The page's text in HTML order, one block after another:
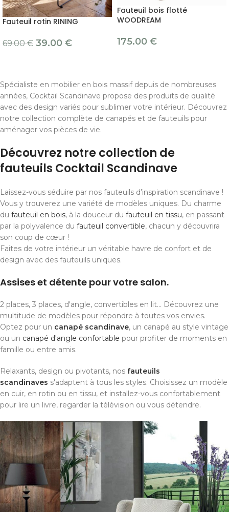
Fauteuil rotin RINING
69.00€ 39.00 €
Fauteuil bois flotté
WOODREAM
175.00 €
Spécialiste en mobilier en bois massif depuis de nombreuses
années, Cocktail Scandinave propose des produits de qualité
avec des design variés pour sublimer votre intérieur. Découvrez
notre collection complète de canapés et de fauteuils pour
aménager vos pièces de vie.
Découvrez notre collection de
fauteuils Cocktail Scandinave
Laissez-vous séduire par nos fauteuils d’inspiration scandinave !
Vous y trouverez une variété de modèles uniques. Du charme
du fauteuil en bois, à la douceur du fauteuil en tissu, en passant
par la polyvalence du fauteuil convertible, chacun y découvrira
son coup de cœur !
Faites de votre intérieur un véritable havre de confort et de
design avec des fauteuils uniques.
Assises et détente pour votre salon.
2 places, 3 places, d'angle, convertibles en lit... Découvrez une
multitude de modèles pour répondre à toutes vos envies.
Optez pour un canapé scandinave, un canapé au style vintage
ou un canapé d'angle confortable pour profiter de moments en
famille ou entre amis.
Relaxants, design ou pivotants, nos fauteuils
scandinaves s'adaptent à tous les styles. Choisissez un modèle
en cuir, en rotin ou en tissu, et installez-vous confortablement
pour lire un livre, regarder la télévision ou vous détendre.